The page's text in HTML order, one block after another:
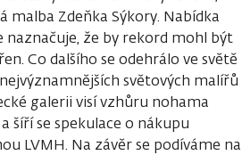
malba Zdeňka Sýkory. Nabídka
naznačuje, že by rekord mohl být
Co dalšího se odehrálo ve světě
světových malířů
galerii visí vzhůru nohama
šíří se spekulace o nákupu
LVMH. Na závěr se podíváme na